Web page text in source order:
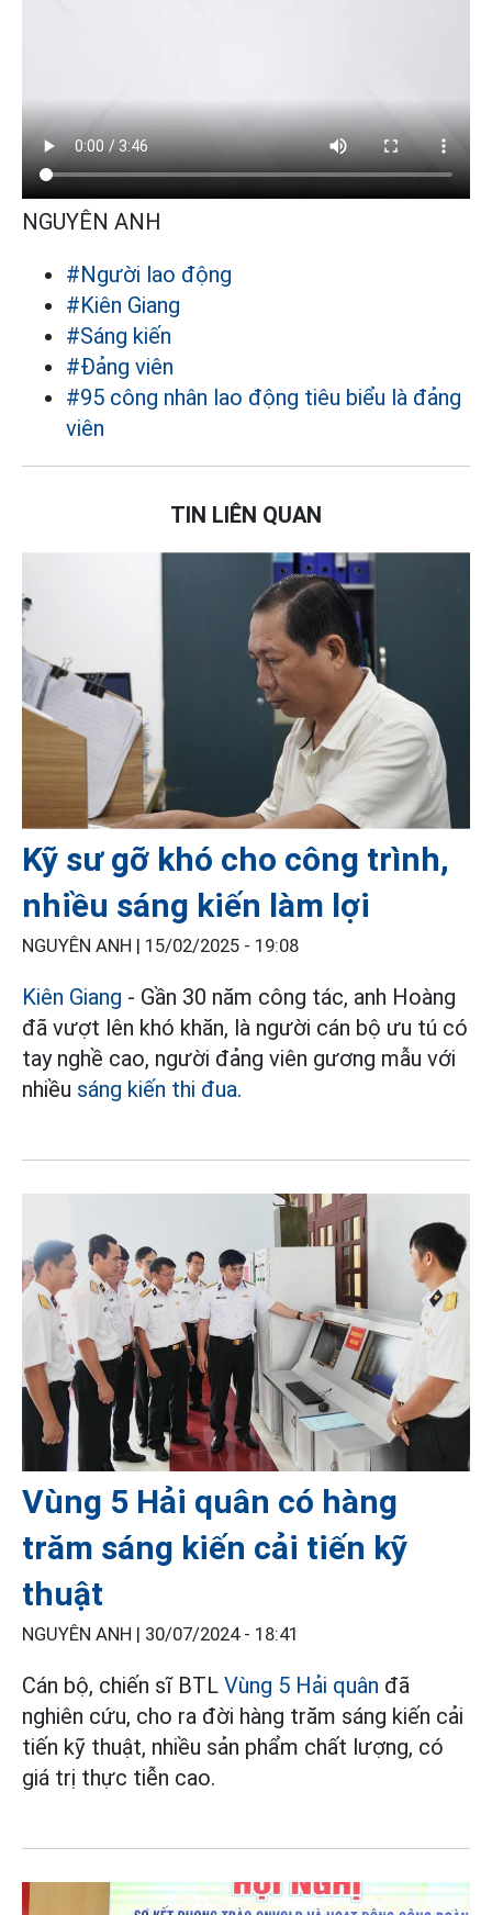
NGUYÊN ANH
#Người lao động
#Kiên Giang
#Sáng kiến
#Đảng viên
#95 công nhân lao động tiêu biểu là đảng
viên
TIN LIÊN QUAN
Kỹ sư gỡ khó cho công trình,
nhiều sáng kiến làm lợi
NGUYÊN ANH | 15/02/2025 - 19:08
Kiên Giang - Gần 30 năm công tác, anh Hoàng
đã vượt lên khó khăn, là người cán bộ ưu tú có
tay nghề cao, người đảng viên gương mẫu với
nhiều sáng kiến thi đua.
Vùng 5 Hải quân có hàng
trăm sáng kiến cải tiến kỹ
thuật
NGUYÊN ANH | 30/07/2024 - 18:41
Cán bộ, chiến sĩ BTL Vùng 5 Hải quân đã
nghiên cứu, cho ra đời hàng trăm sáng kiến cải
tiến kỹ thuật, nhiều sản phẩm chất lượng, có
giá trị thực tiễn cao.